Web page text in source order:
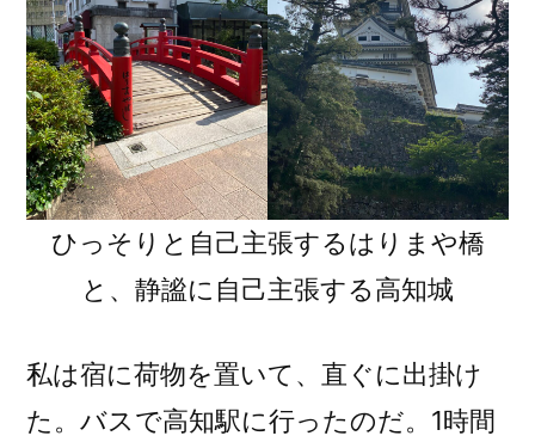
ひっそりと自己主張するはりまや橋
と、静謐に自己主張する高知城
私は宿に荷物を置いて、直ぐに出掛け
た。バスで高知駅に行ったのだ。1時間